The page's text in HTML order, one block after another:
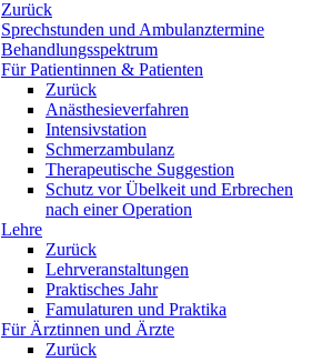
Zurück
Sprechstunden und Ambulanztermine
Behandlungsspektrum
Für Patientinnen & Patienten
Zurück
Anästhesieverfahren
Intensivstation
Schmerzambulanz
Therapeutische Suggestion
Schutz vor Übelkeit und Erbrechen
nach einer Operation
Lehre
Zurück
Lehrveranstaltungen
Praktisches Jahr
Famulaturen und Praktika
Für Ärztinnen und Ärzte
Zurück